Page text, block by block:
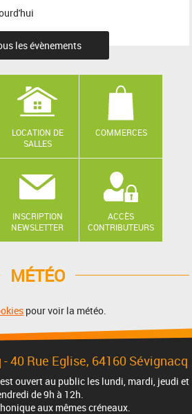
les évènements
LOCATION DE
SALLES
COMMERCES
INSCRIPTION
NEWSLETTER
ACCÈS
CONTRIBUTEURS
MÉTÉO
pour voir la météo.
-40 Rue Eglise, 64160 Sévignacq
ouvert au public les lundi, mardi, jeudi et
de 9h à 12h.
aux mêmes créneaux.